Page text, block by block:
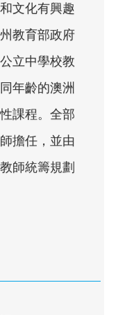
文化有興趣
教育部政府
立中學校教
年齡的澳洲
課程。全部
擔任，並由
師統籌規劃